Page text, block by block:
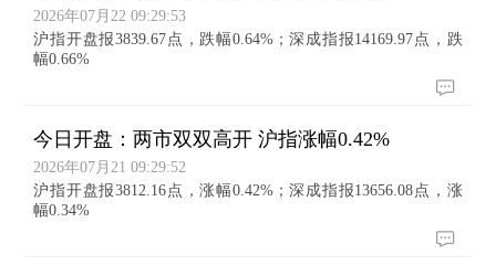
2026年07月22 09:29:53
沪指开盘报3839.67点，跌幅0.64%；深成指报14169.97点，跌
幅0.66%
今日开盘：两市双双高开 沪指涨幅0.42%
2026年07月21 09:29:52
沪指开盘报3812.16点，涨幅0.42%；深成指报13656.08点，涨
幅0.34%